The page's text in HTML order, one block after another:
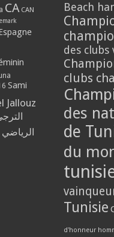
CA CAN
Sami
Jallouz
Beach
des clubs
clubs
des
de
du
Tunisie
d'honneur